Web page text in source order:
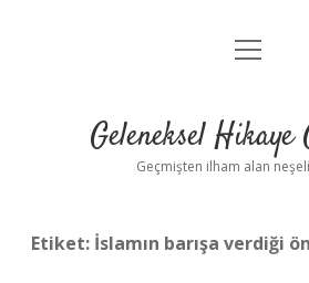
Anasayfa
Yasal Uyarı
menüyü
Geleneksel
Geçmişten ilham alan
Etiket: İslamın barışa verdiği